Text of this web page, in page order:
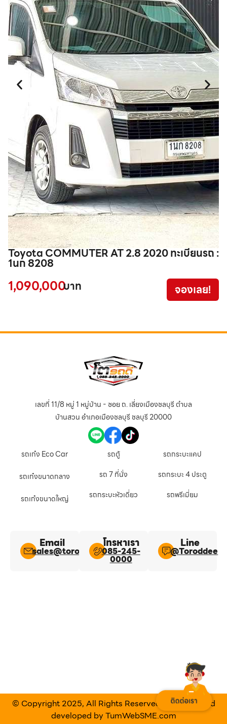
Toyota COMMUTER AT 2.8 2020 ทะเบียนรถ :
1นก 8208
1,090,000บาท จองเลย!
เลขที่ 11/8 หมู่ 1 หมู่บ้าน - ซอย ถ. เลี่ยงเมืองชลบุรี ตำบล
บ้านสวน อำเภอเมืองชลบุรี ชลบุรี 20000
รถเก๋ง Eco Car
รถเก๋งขนาดกลาง
รถเก๋งขนาดใหญ่
รถตู้
รถ 7 ที่นั่ง
รถกระบะหัวเดี่ยว
รถกระบะแคป
รถกระบะ 4 ประตู
รถพรีเมี่ยม
Email
sales@toroddee.com
โทรหาเรา
085-245-
0000
Line​
@Toroddee​
© Copyright 2025, All Rights Reserved Designed and
developed by TumWebSME.com